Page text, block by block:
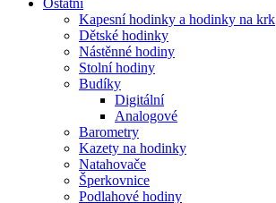
Ostatní
Kapesní hodinky a hodinky na krk
Dětské hodinky
Nástěnné hodiny
Stolní hodiny
Budíky
Digitální
Analogové
Barometry
Kazety na hodinky
Natahovače
Šperkovnice
Podlahové hodiny